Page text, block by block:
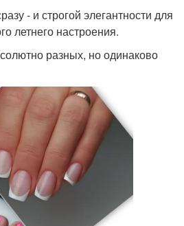
- и строгой элегантности для
летнего настроения.
разных, но одинаково